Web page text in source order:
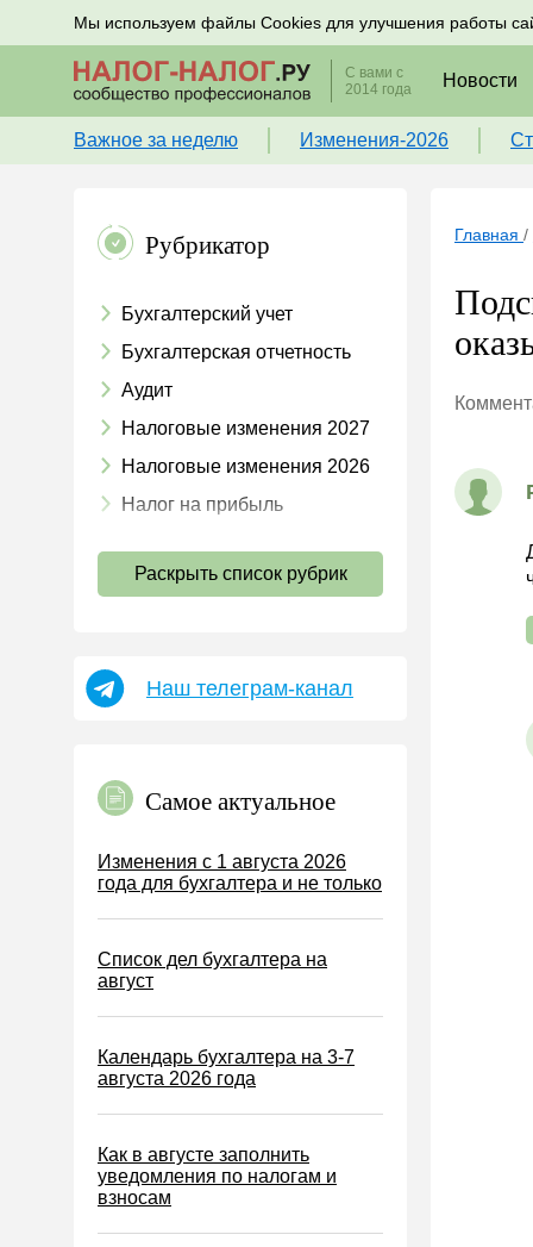
Мы используем файлы Cookies для улучшения работы
Подписывайтесь на новости по налогам, учету и
С вами с
2014 года
Новости
Важное за неделю Изменения-2026
Рубрикатор
Бухгалтерский учет
Бухгалтерская отчетность
Аудит
Налоговые изменения 2027
Налоговые изменения 2026
Налог на прибыль
Страховые взносы 2026
УСН
Земельный налог
Налог на рекламу
Торговый сбор
Туристический налог
Водный налог
Экологический налог
Налог на игорный бизнес
Акцизы
Уплата налогов (взносов)
Раскрыть список рубрик
Наш телеграм-канал
Самое актуальное
Изменения с 1 августа 2026
года для бухгалтера и не только
Список дел бухгалтера на
август
Календарь бухгалтера на 3-7
августа 2026 года
Как в августе заполнить
уведомления по налогам и
взносам
Главная /